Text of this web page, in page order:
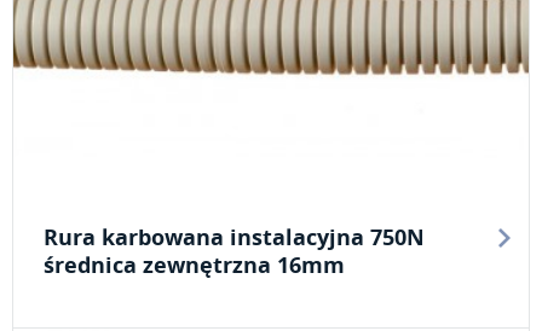
Rura karbowana instalacyjna 750N
średnica zewnętrzna 16mm